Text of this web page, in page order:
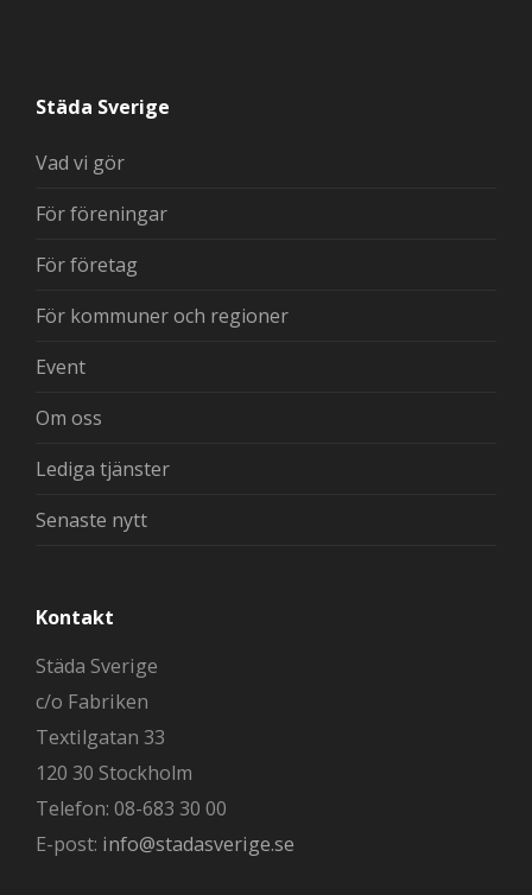
Städa Sverige
Vad vi gör
För föreningar
För företag
För kommuner och regioner
Event
Om oss
Lediga tjänster
Senaste nytt
Kontakt
Städa Sverige
c/o Fabriken
Textilgatan 33
120 30 Stockholm
Telefon: 08-683 30 00
E-post: info@stadasverige.se